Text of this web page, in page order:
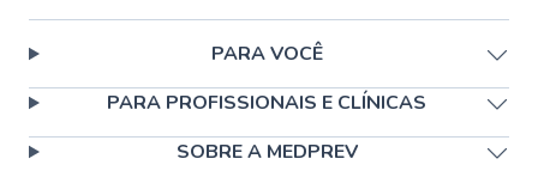
PARA VOCÊ
PARA PROFISSIONAIS E CLÍNICAS
SOBRE A MEDPREV